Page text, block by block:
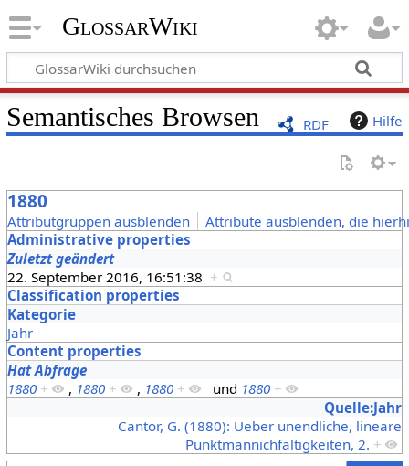
GlossarWiki
RDF Hilfe
Semantisches Browsen
1880
Attributgruppen ausblenden
Attribute ausblenden, die
Administrative properties
Zuletzt geändert
22. September 2016, 16:51:38 +
Classification properties
Kategorie
Jahr
Content properties
Hat Abfrage
1880 + , 1880 + , 1880 + und 1880 +
Quelle:Jahr
Cantor, G. (1880): Ueber unendliche, lineare
Punktmannichfaltigkeiten, 2. +